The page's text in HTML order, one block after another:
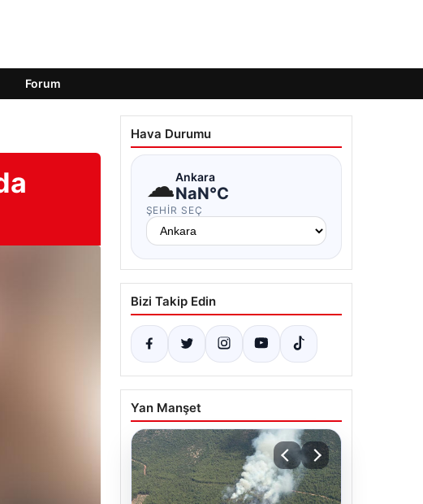
Forum
Hava Durumu
☁Ankara
NaN°C
ŞEHIR SEÇ
Bizi Takip Edin
Yan Manşet